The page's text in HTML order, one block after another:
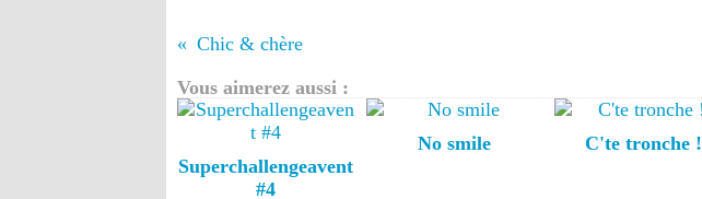
Chic & chère
Vous aimerez aussi :
Superchallengeavent
#4
No smile
C'te tronche !